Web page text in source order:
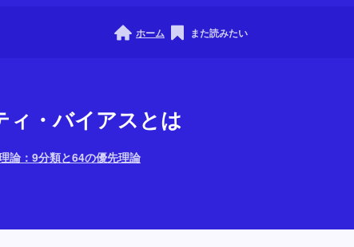
ホーム また読みたい
ィ・バイアスとは
論：9分類と64の優先理論